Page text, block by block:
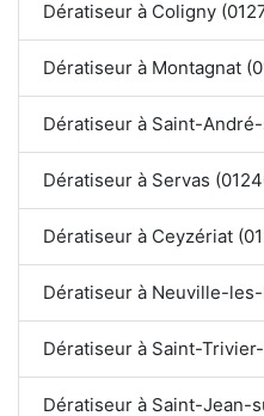
Dératiseur à Coligny
Dératiseur à Montagnat
Dératiseur à Saint-
Dératiseur à Servas
Dératiseur à Ceyzériat
Dératiseur à Neuville-
Dératiseur à Saint-
Dératiseur à Saint-Jean-